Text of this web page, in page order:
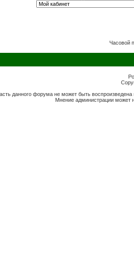
Часовой
данного форума не может быть
Мнение администрации может